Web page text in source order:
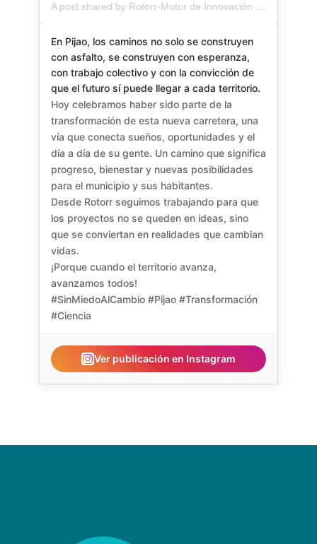
A post shared by Rotorr-Motor de Innovación (@rotorrinnovacion)
En Pijao, los caminos no solo se construyen
con asfalto, se construyen con esperanza,
con trabajo colectivo y con la convicción de
que el futuro sí puede llegar a cada territorio.
Hoy celebramos haber sido parte de la
transformación de esta nueva carretera, una
vía que conecta sueños, oportunidades y el
día a día de su gente. Un camino que significa
progreso, bienestar y nuevas posibilidades
para el municipio y sus habitantes.
Desde Rotorr seguimos trabajando para que
los proyectos no se queden en ideas, sino
que se conviertan en realidades que cambian
vidas.
¡Porque cuando el territorio avanza,
avanzamos todos!
#SinMiedoAlCambio #Pijao #Transformación
#Ciencia
Ver publicación en Instagram